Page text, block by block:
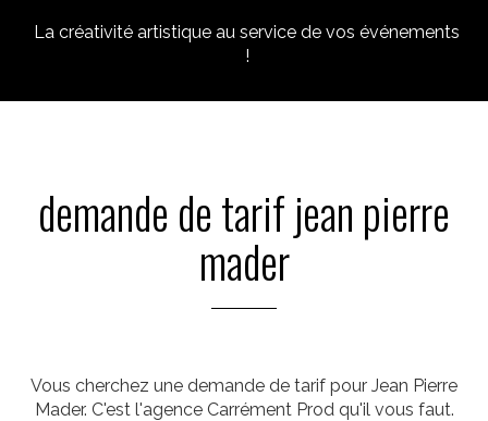
La créativité artistique au service de vos événements
!
demande de tarif jean pierre
mader
Vous cherchez une demande de tarif pour Jean Pierre
Mader. C'est l'agence Carrément Prod qu'il vous faut.